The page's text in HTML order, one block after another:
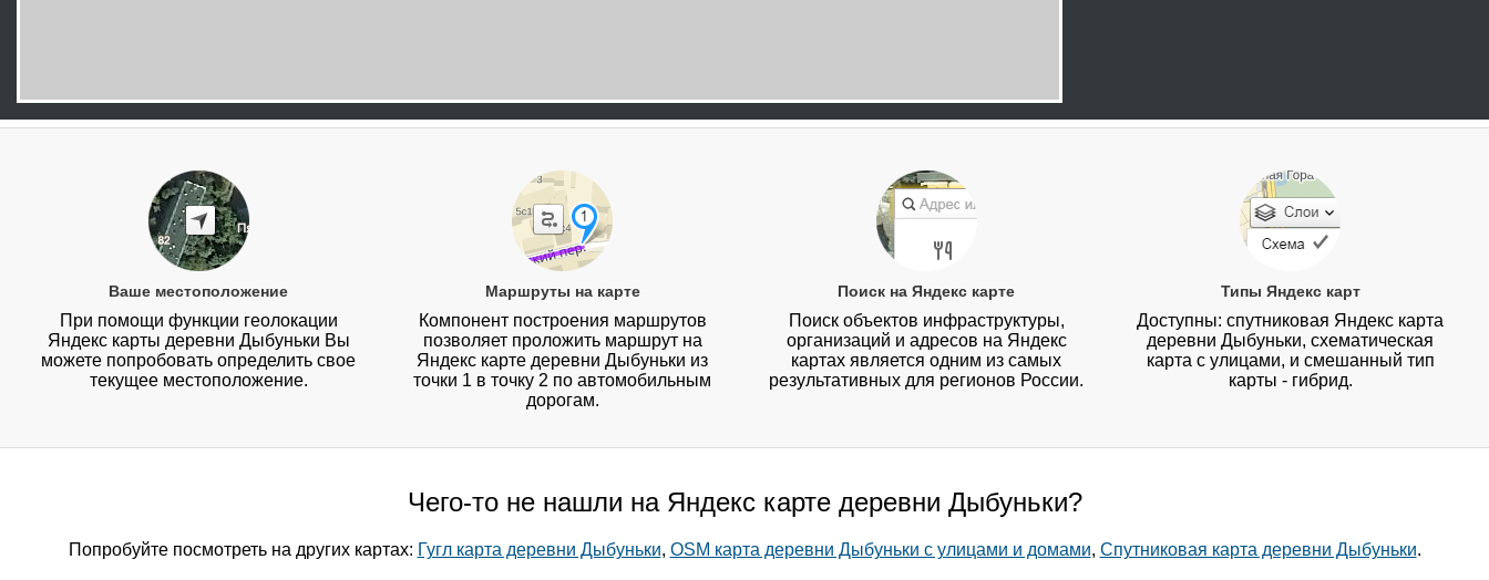
Ваше местоположение
При помощи функции геолокации
Яндекс карты деревни Дыбуньки Вы
можете попробовать определить свое
текущее местоположение.
Маршруты на карте
Компонент построения маршрутов
позволяет проложить маршрут на
Яндекс карте деревни Дыбуньки из
точки 1 в точку 2 по автомобильным
дорогам.
Поиск на Яндекс карте
Поиск объектов инфраструктуры,
организаций и адресов на Яндекс
картах является одним из самых
результативных для регионов России.
Типы Яндекс карт
Доступны: спутниковая Яндекс карта
деревни Дыбуньки, схематическая
карта с улицами, и смешанный тип
карты - гибрид.
Чего-то не нашли на Яндекс карте деревни Дыбуньки?
Попробуйте посмотреть на других картах: Гугл карта деревни Дыбуньки, OSM карта деревни Дыбуньки с улицами и домами, Спутниковая карта деревни Дыбуньки.